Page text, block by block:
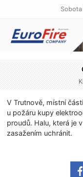
V Trutnově, místní
u požáru kupy
proudů. Halu, která je
zasažením uchránit.